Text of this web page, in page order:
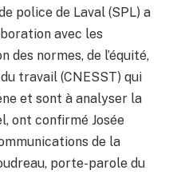
police de Laval (SPL) a
avec les
des normes, de l’équité,
travail (CNESST) qui
et sont à analyser la
ont confirmé Josée
de la
porte-parole du